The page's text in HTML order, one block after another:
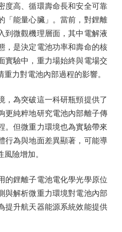
高、循環壽命長和安全可靠
「能量心臟」。當前，對鋰離
到微觀機理層面，其中電解液
，是決定電池功率和壽命的核
實驗中，重力場始終與電場交
力對電池內部過程的影響。
為突破這一科研瓶頸提供了
更純粹地研究電池內部離子傳
。但微重力環境也為實驗帶來
為與地面差異顯著，可能導
險增加。
鋰離子電池電化學光學原位
與解析微重力環境對電池內部
提升航天器能源系統效能提供